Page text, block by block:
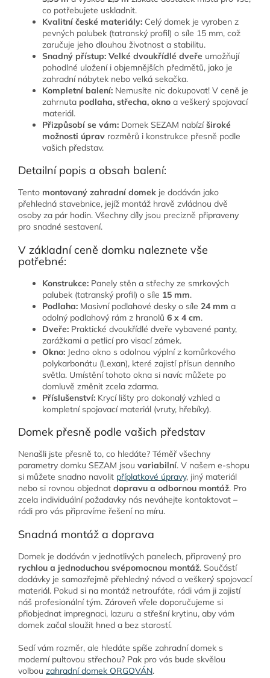
co potřebujete uskladnit.
Kvalitní české materiály: Celý domek je vyroben z
pevných palubek (tatranský profil) o síle 15 mm, což
zaručuje jeho dlouhou životnost a stabilitu.
Snadný přístup: Velké dvoukřídlé dveře umožňují
pohodlné uložení i objemnějších předmětů, jako je
zahradní nábytek nebo velká sekačka.
Kompletní balení: Nemusíte nic dokupovat! V ceně je
zahrnuta podlaha, střecha, okno a veškerý spojovací
materiál.
Přizpůsobí se vám: Domek SEZAM nabízíširoké
možnosti úprav rozměrů i konstrukce přesně podle
vašich představ.
Detailní popis a obsah balení:
Tento montovaný zahradní domek je dodáván jako
přehledná stavebnice, jejíž montáž hravě zvládnou dvě
osoby za pár hodin. Všechny díly jsou precizně připraveny
pro snadné sestavení.
V základní ceně domku naleznete vše
potřebné:
Konstrukce: Panely stěn a střechy ze smrkových
palubek (tatranský profil) o síle 15 mm.
Podlaha: Masivní podlahové desky o síle 24 mm a
odolný podlahový rám z hranolů 6 x 4 cm.
Dveře: Praktické dvoukřídlé dveře vybavené panty,
zarážkami a petlicí pro visací zámek.
Okno: Jedno okno s odolnou výplní z komůrkového
polykarbonátu (Lexan), které zajistí přísun denního
světla. Umístění tohoto okna si navíc můžete po
domluvě změnit zcela zdarma.
Příslušenství: Krycí lišty pro dokonalý vzhled a
kompletní spojovací materiál (vruty, hřebíky).
Domek přesně podle vašich představ
Nenašli jste přesně to, co hledáte? Téměř všechny
parametry domku SEZAM jsou variabilní. V našem e-shopu
si můžete snadno navolit příplatkové úpravy, jiný materiál
nebo si rovnou objednat dopravu a odbornou montáž. Pro
zcela individuální požadavky nás neváhejte kontaktovat –
rádi pro vás připravíme řešení na míru.
Snadná montáž a doprava
Domek je dodáván v jednotlivých panelech, připravený pro
rychlou a jednoduchou svépomocnou montáž. Součástí
dodávky je samozřejmě přehledný návod a veškerý spojovací
materiál. Pokud si na montáž netroufáte, rádi vám ji zajistí
náš profesionální tým. Zároveň vřele doporučujeme si
přiobjednat impregnaci, lazuru a střešní krytinu, aby vám
domek začal sloužit hned a bez starostí.
Sedí vám rozměr, ale hledáte spíše zahradní domek s
moderní pultovou střechou? Pak pro vás bude skvělou
volbou zahradní domek ORGOVÁN.